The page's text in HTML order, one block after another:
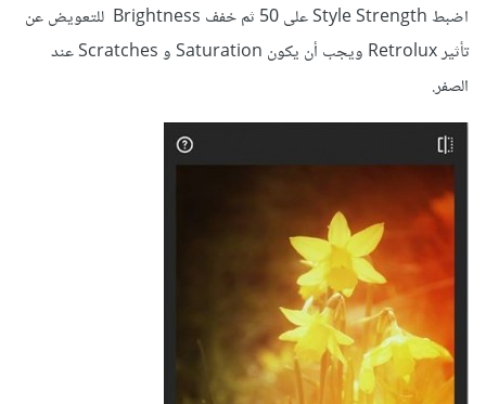
اضبط
Style Strength على 50 ثم خفف Brightness للتعويض عن
تأثيرRetrolux ويجب أن يكون
Saturation و Scratches عند
الصفر.